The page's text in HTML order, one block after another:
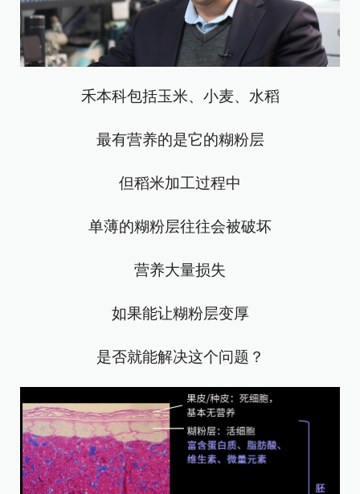
禾本科包括玉米、小麦、水稻
最有营养的是它的糊粉层
但稻米加工过程中
单薄的糊粉层往往会被破坏
营养大量损失
如果能让糊粉层变厚
是否就能解决这个问题？